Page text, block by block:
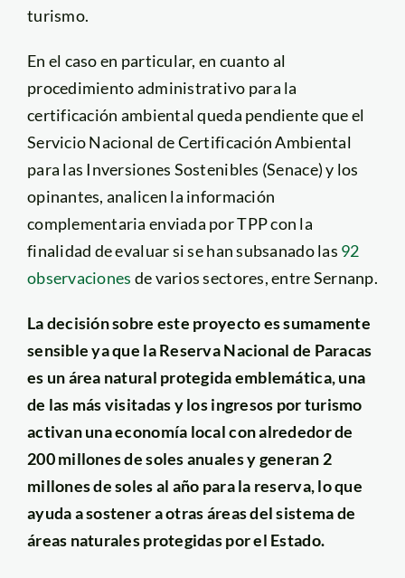
turismo.
En el caso en particular, en cuanto al
procedimiento administrativo para la
certificación ambiental queda pendiente que el
Servicio Nacional de Certificación Ambiental
para las Inversiones Sostenibles (Senace) y los
opinantes, analicen la información
complementaria enviada por TPP con la
finalidad de evaluar si se han subsanado las 92
observaciones de varios sectores, entre Sernanp.
La decisión sobre este proyecto es sumamente
sensible ya que la Reserva Nacional de Paracas
es un área natural protegida emblemática, una
de las más visitadas y los ingresos por turismo
activan una economía local con alrededor de
200 millones de soles anuales y generan 2
millones de soles al año para la reserva, lo que
ayuda a sostener a otras áreas del sistema de
áreas naturales protegidas por el Estado.